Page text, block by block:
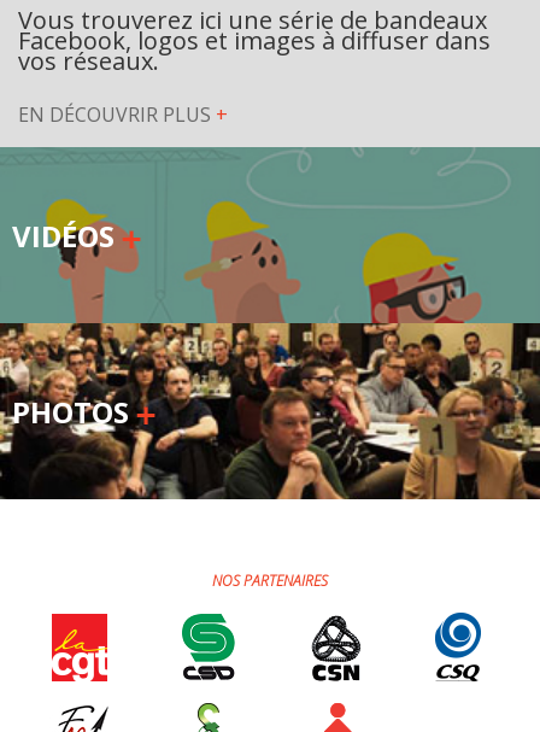
Secteurs d'activité
Aéronautique
Métallurgie
Automobile
Terminologie
Ressources terminologiques
Capsules linguistiques
Intégration linguistique
Cours de français
Témoignages
Vous trouverez ici une série de bandeaux
Facebook, logos et images à diffuser dans
vos réseaux.
EN DÉCOUVRIR PLUS +
VIDÉOS
PHOTOS
NOS PARTENAIRES